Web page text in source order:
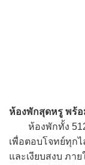
ห้องพักสุดหรู พร้อ
ห้องพักทั้ง 512
เพื่อตอบโจทย์ทุก
และเงียบสงบ ภา